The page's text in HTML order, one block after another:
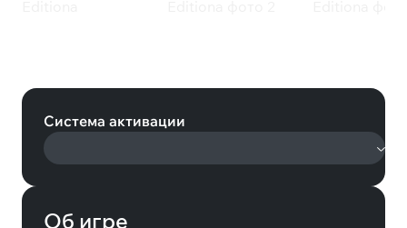
Система активации
Об игре